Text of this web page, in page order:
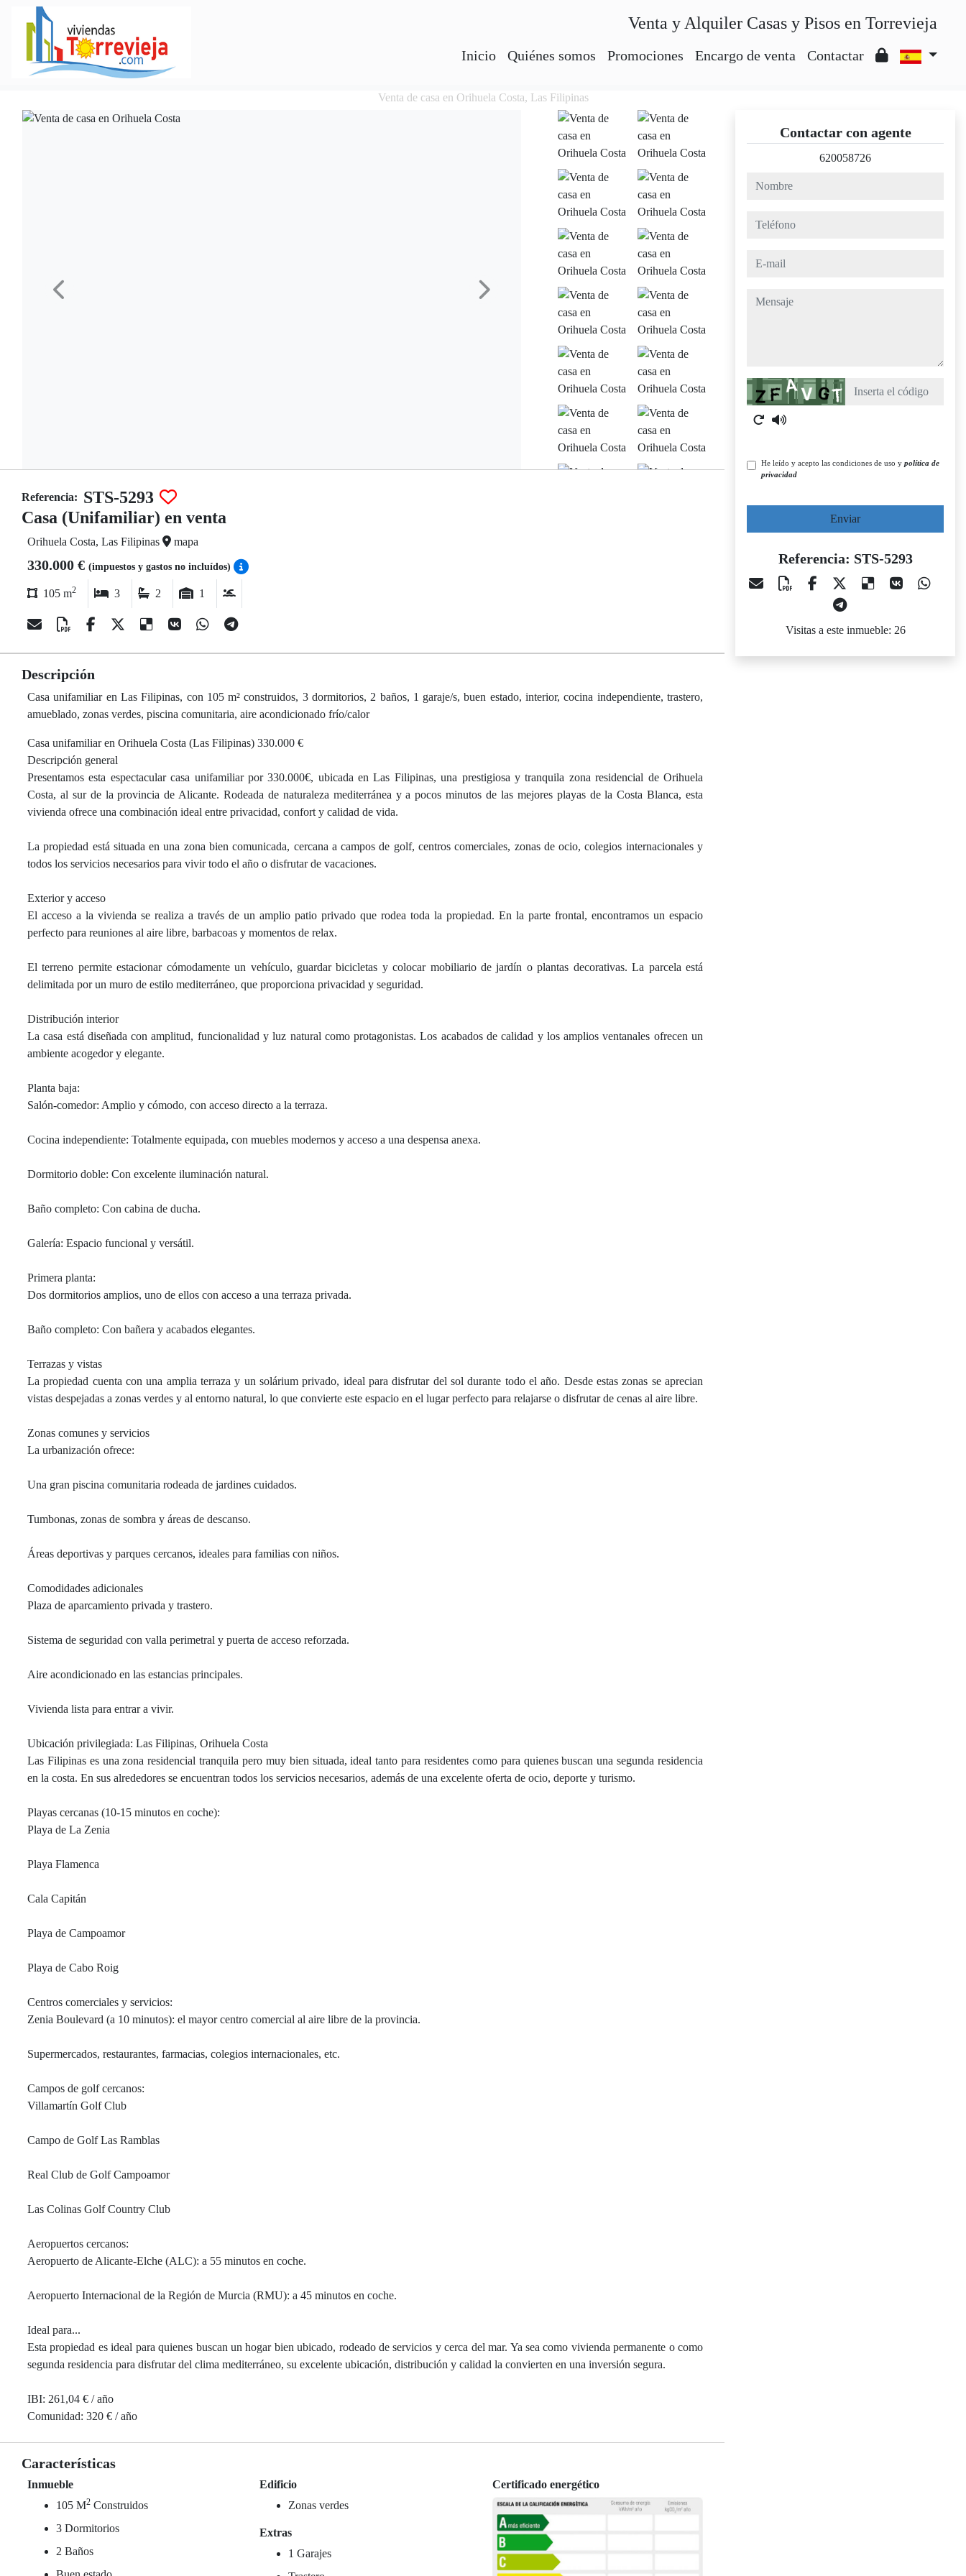
Venta y Alquiler Casas y Pisos en Torrevieja
Inicio Quiénes somos Promociones Encargo de venta Contactar
Venta de casa en Orihuela Costa, Las Filipinas
Referencia: STS-5293
Casa (Unifamiliar) en venta
Orihuela Costa, Las Filipinas mapa
330.000 € (impuestos y gastos no incluídos)
105 m2 3 2 1
Descripción
Casa unifamiliar en Las Filipinas, con 105 m² construidos, 3 dormitorios, 2 baños, 1 garaje/s, buen estado, interior, cocina independiente, trastero,
amueblado, zonas verdes, piscina comunitaria, aire acondicionado frío/calor
Casa unifamiliar en Orihuela Costa (Las Filipinas) 330.000 €
Descripción general
Presentamos esta espectacular casa unifamiliar por 330.000€, ubicada en Las Filipinas, una prestigiosa y tranquila zona residencial de Orihuela
Costa, al sur de la provincia de Alicante. Rodeada de naturaleza mediterránea y a pocos minutos de las mejores playas de la Costa Blanca, esta
vivienda ofrece una combinación ideal entre privacidad, confort y calidad de vida.
La propiedad está situada en una zona bien comunicada, cercana a campos de golf, centros comerciales, zonas de ocio, colegios internacionales y
todos los servicios necesarios para vivir todo el año o disfrutar de vacaciones.
Exterior y acceso
El acceso a la vivienda se realiza a través de un amplio patio privado que rodea toda la propiedad. En la parte frontal, encontramos un espacio
perfecto para reuniones al aire libre, barbacoas y momentos de relax.
El terreno permite estacionar cómodamente un vehículo, guardar bicicletas y colocar mobiliario de jardín o plantas decorativas. La parcela está
delimitada por un muro de estilo mediterráneo, que proporciona privacidad y seguridad.
Distribución interior
La casa está diseñada con amplitud, funcionalidad y luz natural como protagonistas. Los acabados de calidad y los amplios ventanales ofrecen un
ambiente acogedor y elegante.
Planta baja:
Salón-comedor: Amplio y cómodo, con acceso directo a la terraza.
Cocina independiente: Totalmente equipada, con muebles modernos y acceso a una despensa anexa.
Dormitorio doble: Con excelente iluminación natural.
Baño completo: Con cabina de ducha.
Galería: Espacio funcional y versátil.
Primera planta:
Dos dormitorios amplios, uno de ellos con acceso a una terraza privada.
Baño completo: Con bañera y acabados elegantes.
Terrazas y vistas
La propiedad cuenta con una amplia terraza y un solárium privado, ideal para disfrutar del sol durante todo el año. Desde estas zonas se aprecian
vistas despejadas a zonas verdes y al entorno natural, lo que convierte este espacio en el lugar perfecto para relajarse o disfrutar de cenas al aire libre.
Zonas comunes y servicios
La urbanización ofrece:
Una gran piscina comunitaria rodeada de jardines cuidados.
Tumbonas, zonas de sombra y áreas de descanso.
Áreas deportivas y parques cercanos, ideales para familias con niños.
Comodidades adicionales
Plaza de aparcamiento privada y trastero.
Sistema de seguridad con valla perimetral y puerta de acceso reforzada.
Aire acondicionado en las estancias principales.
Vivienda lista para entrar a vivir.
Ubicación privilegiada: Las Filipinas, Orihuela Costa
Las Filipinas es una zona residencial tranquila pero muy bien situada, ideal tanto para residentes como para quienes buscan una segunda residencia
en la costa. En sus alrededores se encuentran todos los servicios necesarios, además de una excelente oferta de ocio, deporte y turismo.
Playas cercanas (10-15 minutos en coche):
Playa de La Zenia
Playa Flamenca
Cala Capitán
Playa de Campoamor
Playa de Cabo Roig
Centros comerciales y servicios:
Zenia Boulevard (a 10 minutos): el mayor centro comercial al aire libre de la provincia.
Supermercados, restaurantes, farmacias, colegios internacionales, etc.
Campos de golf cercanos:
Villamartín Golf Club
Campo de Golf Las Ramblas
Real Club de Golf Campoamor
Las Colinas Golf Country Club
Aeropuertos cercanos:
Aeropuerto de Alicante-Elche (ALC): a 55 minutos en coche.
Aeropuerto Internacional de la Región de Murcia (RMU): a 45 minutos en coche.
Ideal para...
Esta propiedad es ideal para quienes buscan un hogar bien ubicado, rodeado de servicios y cerca del mar. Ya sea como vivienda permanente o como
segunda residencia para disfrutar del clima mediterráneo, su excelente ubicación, distribución y calidad la convierten en una inversión segura.
IBI: 261,04 € / año
Comunidad: 320 € / año
Características
Inmueble
105 M2 Construidos
3 Dormitorios
2 Baños
Edificio
Zonas verdes
Extras
1 Garajes
Certificado energético
Contactar con agente
620058726
nombre
teléfono
e-mail
mensaje
Captcha
He leído y acepto las condiciones de uso y política de
privacidad
Enviar
Referencia: STS-5293
Visitas a este inmueble: 26